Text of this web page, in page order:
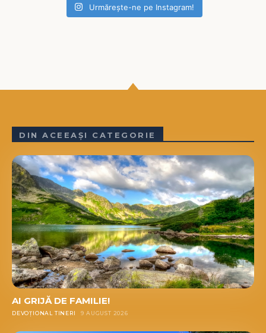
Urmărește-ne pe Instagram!
DIN ACEEAȘI CATEGORIE
AI GRIJĂ DE FAMILIE!
DEVOȚIONAL TINERI 9 AUGUST 2026